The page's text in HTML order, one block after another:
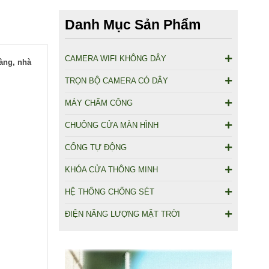
nhà
Danh Mục Sản Phẩm
CAMERA WIFI KHÔNG DÂY
TRỌN BỘ CAMERA CÓ DÂY
MÁY CHẤM CÔNG
CHUÔNG CỬA MÀN HÌNH
CỔNG TỰ ĐỘNG
KHÓA CỬA THÔNG MINH
HỆ THỐNG CHỐNG SÉT
ĐIỆN NĂNG LƯỢNG MẶT TRỜI